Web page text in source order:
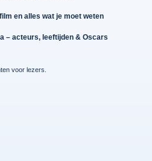
en alles wat je moet weten
– acteurs, leeftijden & Oscars
voor lezers.